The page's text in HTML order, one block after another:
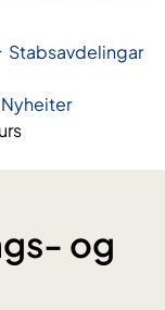
Stabsavdelingar
Nyheiter
og